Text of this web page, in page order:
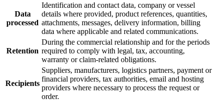
Data
processed
Identification and contact data, company or vessel
details where provided, product references, quantities,
attachments, messages, delivery information, billing
data where applicable and related communications.
Retention
During the commercial relationship and for the periods
required to comply with legal, tax, accounting,
warranty or claim-related obligations.
Recipients
Suppliers, manufacturers, logistics partners, payment or
financial providers, tax authorities, email and hosting
providers where necessary to process the request or
order.